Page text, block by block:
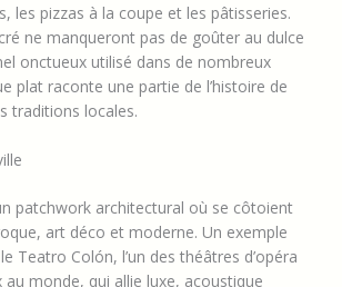
les pizzas à la coupe et les pâtisseries.
ne manqueront pas de goûter au dulce
onctueux utilisé dans de nombreux
plat raconte une partie de l’histoire de
traditions locales.
patchwork architectural où se côtoient
art déco et moderne. Un exemple
Teatro Colón, l’un des théâtres d’opéra
au monde, qui allie luxe, acoustique